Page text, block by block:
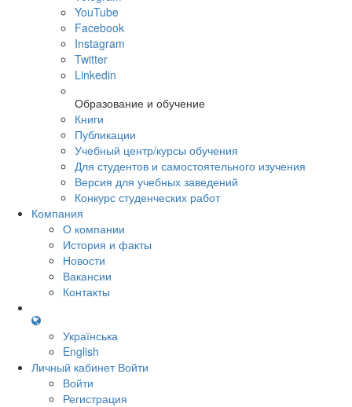
YouTube
Facebook
Instagram
Twitter
Linkedin
Образование и обучение
Книги
Публикации
Учебный центр/курсы обучения
Для студентов и самостоятельного изучения
Версия для учебных заведений
Конкурс студенческих работ
Компания
О компании
История и факты
Новости
Вакансии
Контакты
Українська
English
Личный кабинет Войти
Войти
Регистрация